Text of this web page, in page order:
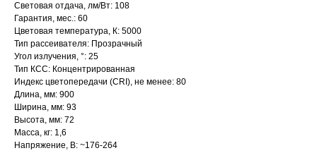
Световая отдача, лм/Вт: 108
Гарантия, мес.: 60
Цветовая температура, К: 5000
Тип рассеивателя: Прозрачный
Угол излучения, °: 25
Тип КСС: Концентрированная
Индекс цветопередачи (CRI), не менее: 80
Длина, мм: 900
Ширина, мм: 93
Высота, мм: 72
Масса, кг: 1,6
Напряжение, В: ~176-264